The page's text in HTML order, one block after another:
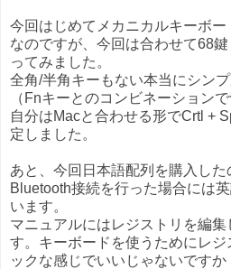
今回はじめてメカニカルキーボ
なのですが、今回は合わせて68
ってみました。
全角/半角キーもない本当にシン
（Fnキーとのコンビネーション
自分はMacと合わせる形でCrtl +
定しました。
あと、今回日本語配列を購入した
Bluetooth接続を行った場合には
います。
マニュアルにはレジストリを編
す。キーボードを使うためにレ
ックな感じでいいじゃないですか